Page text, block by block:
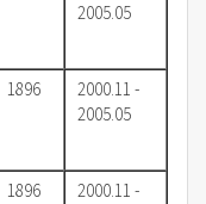
2005.05
1896
2000.11 -
2005.05
1896 2000.11 -